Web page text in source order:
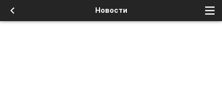
Новости